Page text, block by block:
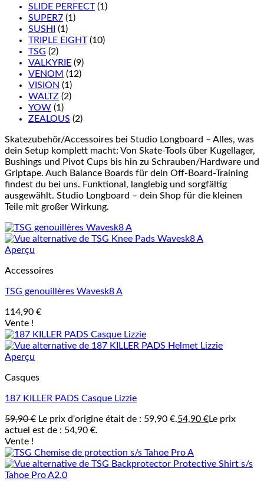
SLIDE PERFECT (1)
SUPER7 (1)
SUSHI
(1)
TRIPLE EIGHT (10)
TSG (2)
VALKYRIE (9)
VENOM (12)
VISION (1)
WALTZ (2)
YOW (1)
ZEALOUS (2)
Skatezubehör/Accessoires bei Studio Longboard – Alles, was
dein Setup komplett macht: Von Skate-Tools über Kugellager,
Bushings und Pivot Cups bis hin zu Schrauben/Hardware und
Griptape. Auch Balance Boards für dein Off-Board-Training
findest du bei uns. Funktional, langlebig und sorgfältig
ausgewählt. Studio Longboard – dein Shop für die kleinen
Teile mit großer Wirkung.
Aperçu
Accessoires
TSG genouillères Wavesk8 A
114,90 €
Vente !
Aperçu
Casques
187 KILLER PADS Casque Lizzie
59,90€ Le prix d'origine était de : 59,90 €.54,90 €Le prix
actuel est de : 54,90 €.
Vente !